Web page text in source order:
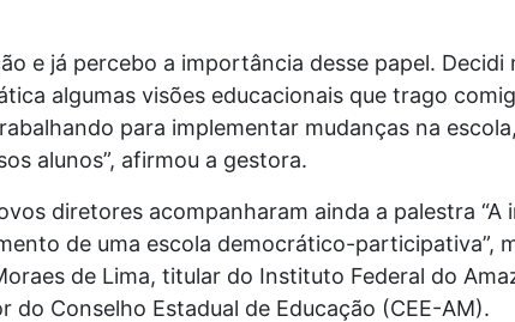
e já percebo a importância desse papel.
algumas visões educacionais que trago
para implementar mudanças na
alunos”, afirmou a gestora.
diretores acompanharam ainda a palestra
de uma escola democrático-participativa”,
de Lima, titular do Instituto Federal do
do Conselho Estadual de Educação (CEE-AM).